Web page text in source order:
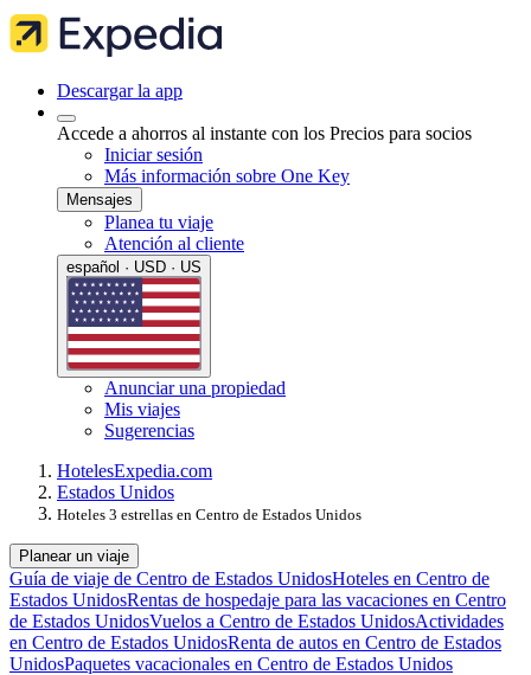
Descargar la app
Accede a ahorros al instante con los Precios para socios
Iniciar sesión
Más información sobre One Key
Mensajes
Planea tu viaje
Atención al cliente
español · USD · US
Anunciar una propiedad
Mis viajes
Sugerencias
HotelesExpedia.com
Estados Unidos
Hoteles 3 estrellas en Centro de Estados Unidos
Planear un viaje
Guía de viaje de Centro de Estados UnidosHoteles en Centro de
Estados UnidosRentas de hospedaje para las vacaciones en Centro
de Estados UnidosVuelos a Centro de Estados UnidosActividades
en Centro de Estados UnidosRenta de autos en Centro de Estados
UnidosPaquetes vacacionales en Centro de Estados Unidos